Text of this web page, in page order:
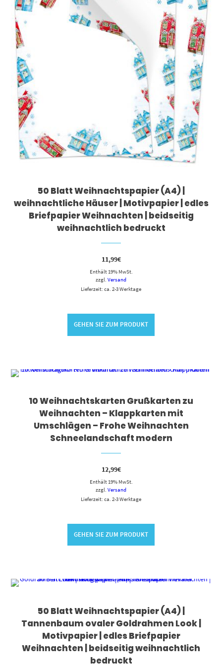
50 Blatt Weihnachtspapier (A4) |
weihnachtliche Häuser | Motivpapier | edles
Briefpapier Weihnachten | beidseitig
weihnachtlich bedruckt
11,99€
Enthält 19% MwSt.
zzgl. Versand
Lieferzeit: ca. 2-3 Werktage
GEHEN SIE ZUM PRODUKT
10 Weihnachtskarten Grußkarten zu
Weihnachten – Klappkarten mit
Umschlägen – Frohe Weihnachten
Schneelandschaft modern
12,99€
Enthält 19% MwSt.
zzgl. Versand
Lieferzeit: ca. 2-3 Werktage
GEHEN SIE ZUM PRODUKT
50 Blatt Weihnachtspapier (A4) |
Tannenbaum ovaler Goldrahmen Look |
Motivpapier | edles Briefpapier
Weihnachten | beidseitig weihnachtlich
bedruckt